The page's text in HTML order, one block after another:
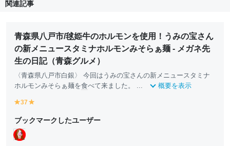
関連記事
青森県八戸市/毬姫牛のホルモンを使用！うみの宝さん
の新メニュースタミナホルモンみそらぁ麺 - メガネ先
生の日記（青森グルメ）
〈青森県八戸市白銀〉 今回はうみの宝さんの新メニュースタミナ
ホルモンみそらぁ麺を食べて来ました。 ... 概要を表示
y
ll
o
w
37
ll
ブックマークしたユーザー